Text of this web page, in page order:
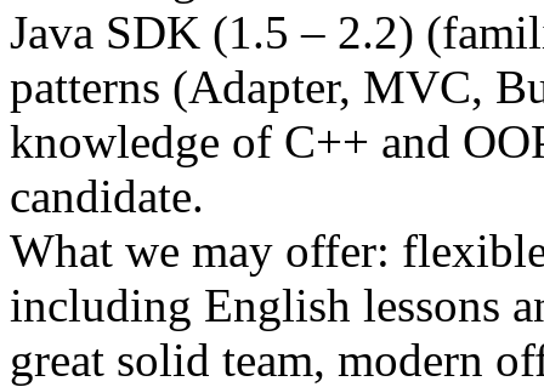
Java SDK (1.5 – 2.2)
patterns (Adapter, MVC,
knowledge of C++ and
candidate.
What we may offer:
including English lessons
great solid team, modern